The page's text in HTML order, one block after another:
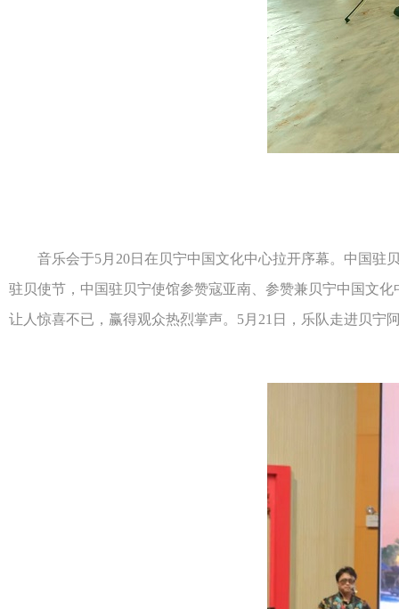
音乐会于5月20日在贝宁中国文化中心拉开序幕。中国驻
驻贝使节，中国驻贝宁使馆参赞寇亚南、参赞兼贝宁中国文
让人惊喜不已，赢得观众热烈掌声。5月21日，乐队走进贝